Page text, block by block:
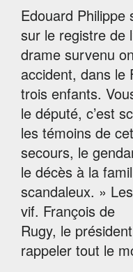
Edouard Philippe
sur le registre de
drame survenu
accident, dans le
trois enfants.
le député, c’est
les témoins de
secours, le
le décès à la
scandaleux. »
vif. François de
Rugy, le
rappeler tout le